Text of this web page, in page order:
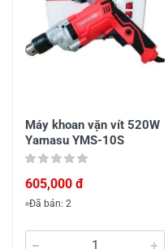
Máy khoan vặn vít 520W
Yamasu YMS-10S
605,000 đ
Đã bán: 2